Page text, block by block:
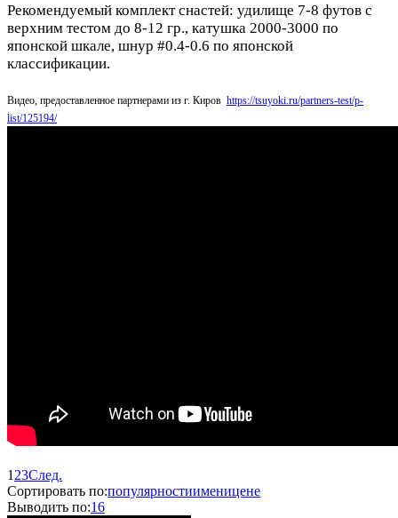
Рекомендуемый комплект снастей: удилище 7-8 футов с
верхним тестом до 8-12 гр., катушка 2000-3000 по
японской шкале, шнур #0.4-0.6 по японской
классификации.
Видео, предоставленное партнерами из г. Киров https://tsuyoki.ru/partners-test/p-
list/125194/
1 23След.
Сортировать по:популярностиименицене
Выводить по:16